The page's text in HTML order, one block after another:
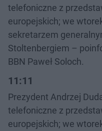
telefoniczne z
europejskich; we
sekretarzem
Stoltenbergiem –
BBN Paweł Soloch.
11:11
Prezydent Andrzej
telefoniczne z
europejskich; we